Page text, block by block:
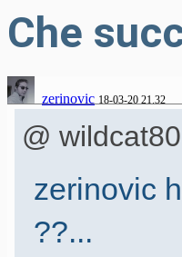
Che
zerinovic 18-03-20 21.32
@ wildcat80
zerinovic
??...